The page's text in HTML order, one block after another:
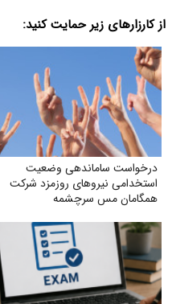
از کارزارهای زیر حمایت کنید:
درخواست ساماندهی وضعیت
استخدامی نیروهای روزمزد شرکت
همگامان مس سرچشمه